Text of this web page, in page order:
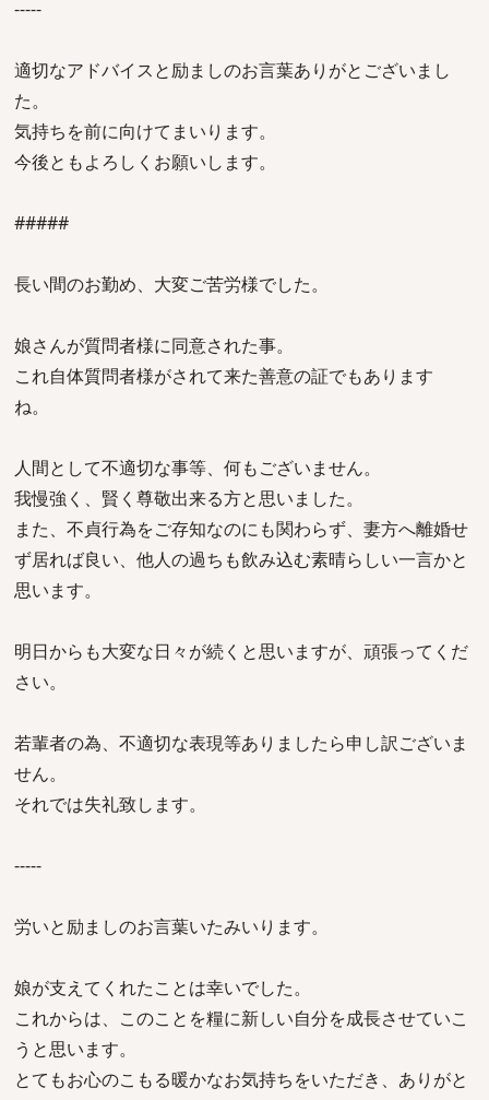
-----
適切なアドバイスと励ましのお言葉ありがとございまし
た。
気持ちを前に向けてまいります。
今後ともよろしくお願いします。
#####
長い間のお勤め、大変ご苦労様でした。
娘さんが質問者様に同意された事。
これ自体質問者様がされて来た善意の証でもあります
ね。
人間として不適切な事等、何もございません。
我慢強く、賢く尊敬出来る方と思いました。
また、不貞行為をご存知なのにも関わらず、妻方へ離婚せ
ず居れば良い、他人の過ちも飲み込む素晴らしい一言かと
思います。
明日からも大変な日々が続くと思いますが、頑張ってくだ
さい。
若輩者の為、不適切な表現等ありましたら申し訳ございま
せん。
それでは失礼致します。
-----
労いと励ましのお言葉いたみいります。
娘が支えてくれたことは幸いでした。
これからは、このことを糧に新しい自分を成長させていこ
うと思います。
とてもお心のこもる暖かなお気持ちをいただき、ありがと